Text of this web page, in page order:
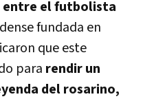
entre el futbolista
fundada en
que este
para rendir un
del rosarino,